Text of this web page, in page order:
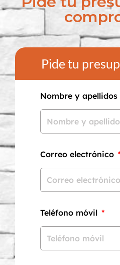
Pide tu
Nombre y apellidos
Correo electrónico
Teléfono móvil